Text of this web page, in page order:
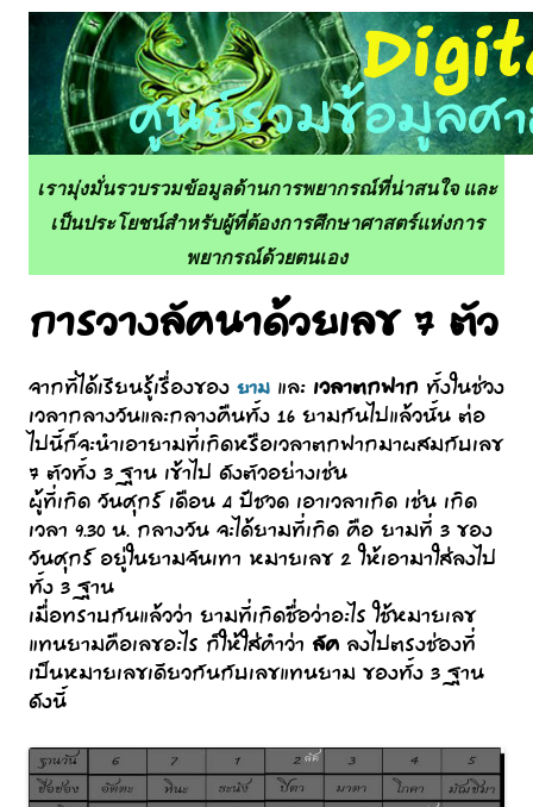
เรามุ่งมั่นรวบรวมข้อมูลด้านการพยากรณ์ที่น่าสนใจ และ
เป็นประโยชน์สำหรับผู้ที่ต้องการศึกษาศาสตร์แห่งการ
พยากรณ์ด้วยตนเอง
การวางลัคนาด้วยเลข 7 ตัว
จากที่ได้เรียนรู้เรื่องของ ยาม และ เวลาตกฟาก ทั้งในช่วง
เวลากลางวันและกลางคืนทั้ง 16 ยามกันไปแล้วนั้น ต่อ
ไปนี้ก็จะนำเอายามที่เกิดหรือเวลาตกฟากมาผสมกับเลข
7 ตัวทั้ง 3 ฐาน เข้าไป ดังตัวอย่างเช่น
ผู้ที่เกิด วันศุกร์ เดือน 4 ปีชวด เอาเวลาเกิด เช่น เกิด
เวลา 9.30 น. กลางวัน จะได้ยามที่เกิด คือ ยามที่ 3 ของ
วันศุกร์ อยู่ในยามจันเทา หมายเลข 2 ให้เอามาใส่ลงไป
ทั้ง 3 ฐาน
เมื่อทราบกันแล้วว่า ยามที่เกิดชื่อว่าอะไร ใช้หมายเลข
แทนยามคือเลขอะไร ก็ให้ใส่คำว่า ลัค ลงไปตรงช่องที่
เป็นหมายเลขเดียวกันกับเลขแทนยาม ของทั้ง 3 ฐาน
ดังนี้